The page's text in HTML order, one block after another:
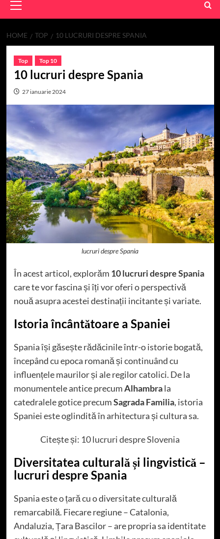
Menu
HOME TOP 10 LUCRURI DESPRE SPANIA
Top Top 10
10 lucruri despre Spania
27 ianuarie 2024
lucruri despre Spania
În acest articol, explorăm 10 lucruri despre Spania
care te vor fascina și îți vor oferi o perspectivă
nouă asupra acestei destinații incitante și variate.
Istoria încântătoare a Spaniei
Spania își găsește rădăcinile într-o istorie bogată,
începând cu epoca romană și continuând cu
influențele maurilor și ale regilor catolici. De la
monumentele antice precumAlhambrala
catedralele gotice precumSagrada Familia, istoria
Spaniei este oglindită în arhitectura și cultura sa.
Citește și: 10 lucruri despre Slovenia
Diversitatea culturală și lingvistică –
lucruri despre Spania
Spania este o țară cu o diversitate culturală
remarcabilă. Fiecare regiune – Catalonia,
Andaluzia, Țara Bascilor – are propria sa identitate